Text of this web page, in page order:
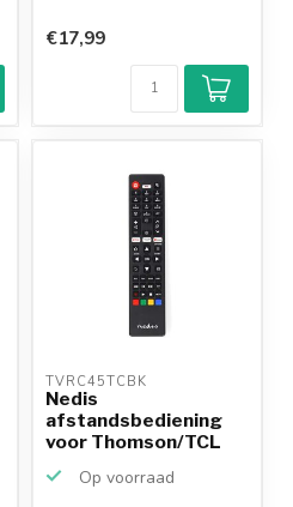
Klantenbeoordeling
9,2/10
Achteraf
betalen mogelijk
€17,99
TVRC45TCBK
Nedis
afstandsbediening
voor Thomson/TCL
Op voorraad